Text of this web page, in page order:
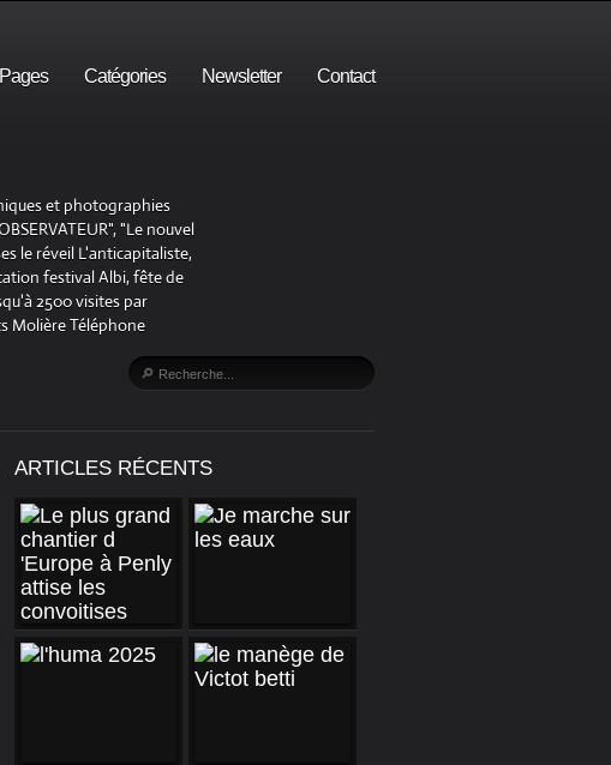
Pages Catégories Newsletter Contact
et photographies
"Le nouvel
le réveil L'anticapitaliste,
festival Albi, fête de
2500 visites par
Molière Téléphone
ARTICLES RÉCENTS